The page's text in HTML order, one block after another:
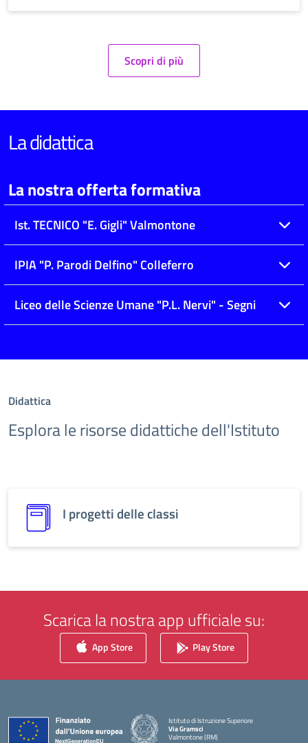
Scopri di più
La didattica
La nostra offerta formativa
Ist. TECNICO "E. Gigli" Valmontone
IPIA "P. Parodi Delfino" Colleferro
Liceo delle Scienze Umane "P.L. Nervi" - Segni
Didattica
Esplora le risorse didattiche dell'Istituto
I progetti delle classi
Scarica la nostra app ufficiale su:
App Store Play Store
Istituto di Istruzione Superiore
Via Gramsci
Valmontone (RM)